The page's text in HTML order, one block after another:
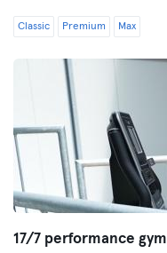
Classic Premium Max
17/7 performance gym